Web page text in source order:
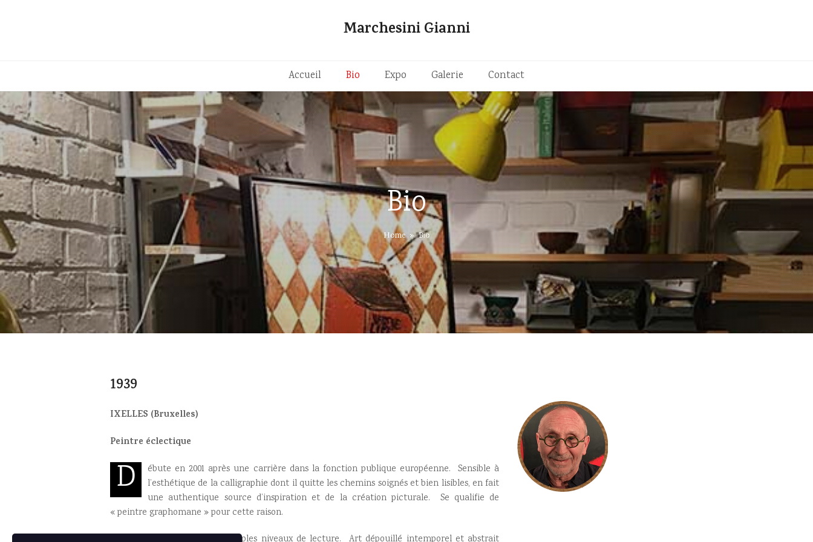
Marchesini Gianni
Accueil Bio Expo Galerie Contact
Bio
Home»Bio
1939
IXELLES (Bruxelles)
Peintre éclectique
D
ébute en 2001 après une carrière dans la fonction publique européenne. Sensible à
l’esthétique de la calligraphie dont il quitte les chemins soignés et bien lisibles, en fait
une authentique source d’inspiration et de la création picturale. Se qualifie de
« peintre graphomane » pour cette raison.